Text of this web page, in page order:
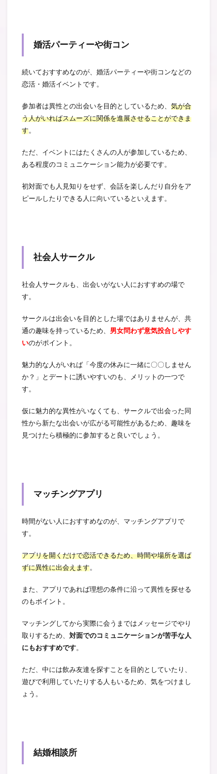
婚活パーティーや街コン
続いておすすめなのが、婚活パーティーや街コンなどの
恋活・婚活イベントです。
参加者は異性との出会いを目的としているため、 気が合
う人がいればスムーズに関係を進展させることができま
す。
ただ、イベントにはたくさんの人が参加しているため、
ある程度のコミュニケーション能力が必要です。
初対面でも人見知りをせず、会話を楽しんだり自分をア
ピールしたりできる人に向いているといえます。
社会人サークル
社会人サークルも、出会いがない人におすすめの場で
す。
サークルは出会いを目的とした場ではありませんが、共
通の趣味を持っているため、 男女問わず意気投合しやす
いのがポイント。
魅力的な人がいれば「今度の休みに一緒に〇〇しません
か？」とデートに誘いやすいのも、メリットの一つで
す。
仮に魅力的な異性がいなくても、サークルで出会った同
性から新たな出会いが広がる可能性があるため、趣味を
見つけたら積極的に参加すると良いでしょう。
マッチングアプリ
時間がない人におすすめなのが、マッチングアプリで
す。
アプリを開くだけで恋活できるため、時間や場所を選ば
ずに異性に出会えます。
また、アプリであれば理想の条件に沿って異性を探せる
のもポイント。
マッチングしてから実際に会うまではメッセージでやり
取りするため、 対面でのコミュニケーションが苦手な人
にもおすすめです。
ただ、中には飲み友達を探すことを目的としていたり、
遊びで利用していたりする人もいるため、気をつけまし
ょう。
結婚相談所